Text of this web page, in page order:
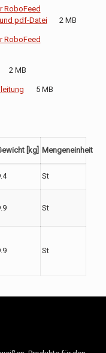
RoboFeed
pdf-Datei
2 MB
RoboFeed
2 MB
5 MB
[kg] Mengeneinheit
St
St
St